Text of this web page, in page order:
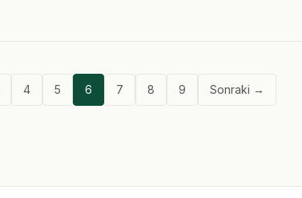
4 5 6 7 8 9 Sonraki →